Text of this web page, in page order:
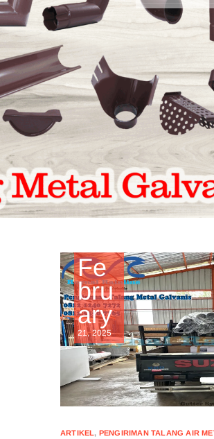
Fe
bru
ary
21, 2025
ARTIKEL, PENGIRIMAN TALANG AIR